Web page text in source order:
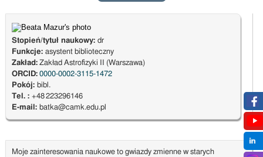
Stopień/tytuł naukowy: dr
Funkcje: asystent biblioteczny
Zakład:Zakład Astrofizyki II (Warszawa)
ORCID: 0000-0002-3115-1472
Pokój: bibl.
Tel. : +48 223296146
E-mail: batka@camk.edu.pl
Moje zainteresowania naukowe to gwiazdy zmienne w starych